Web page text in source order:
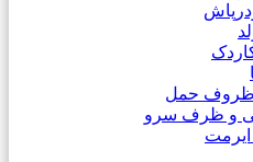
ظروف حمل
و ظرف سرو
ایرمت